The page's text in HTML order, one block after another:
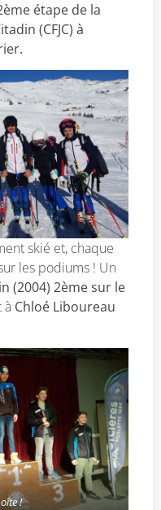
étape de la
(CFJC) à
skié et, chaque
les podiums ! Un
(2004) 2ème sur le
à Chloé Liboureau
!